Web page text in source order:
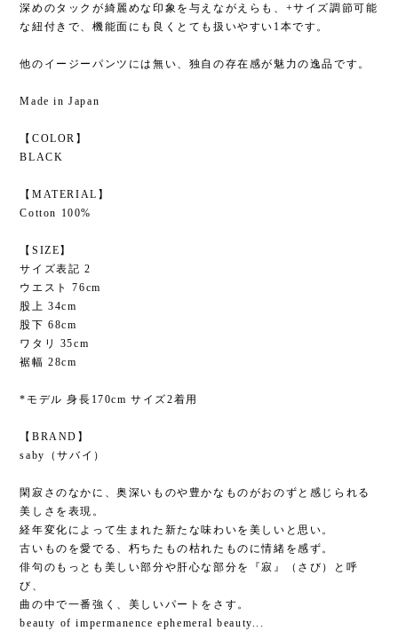
深めのタックが綺麗めな印象を与えながえらも、+サイズ調節可能
な紐付きで、機能面にも良くとても扱いやすい1本です。
他のイージーパンツには無い、独自の存在感が魅力の逸品です。
Made in Japan
【COLOR】
BLACK
【MATERIAL】
Cotton 100%
【SIZE】
サイズ表記 2
ウエスト 76cm
股上 34cm
股下 68cm
ワタリ 35cm
裾幅 28cm
*モデル 身長170cm サイズ2着用
【BRAND】
saby（サバイ）
閑寂さのなかに、奥深いものや豊かなものがおのずと感じられる
美しさを表現。
経年変化によって生まれた新たな味わいを美しいと思い。
古いものを愛でる、朽ちたもの枯れたものに情緒を感ず。
俳句のもっとも美しい部分や肝心な部分を『寂』（さび）と呼
び、
曲の中で一番強く、美しいパートをさす。
beauty of impermanence ephemeral beauty...